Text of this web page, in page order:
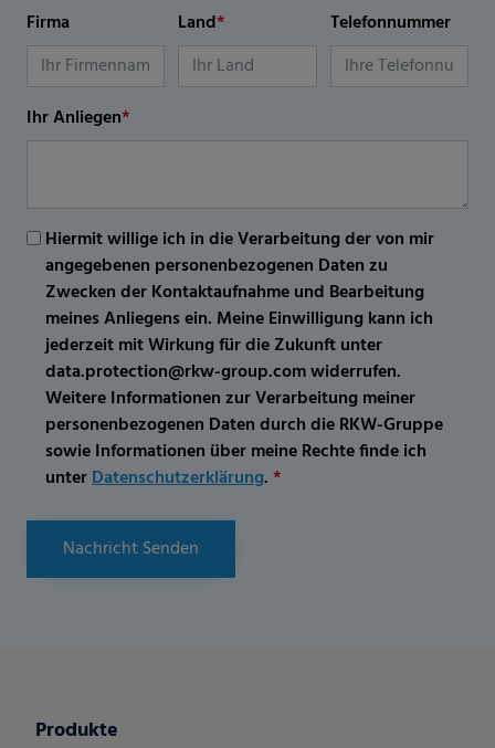
Firma Land* Telefonnummer
Ihr Anliegen*
Hiermit willige ich in die Verarbeitung der von mir
angegebenen personenbezogenen Daten zu
Zwecken der Kontaktaufnahme und Bearbeitung
meines Anliegens ein. Meine Einwilligung kann ich
jederzeit mit Wirkung für die Zukunft unter
data.protection@rkw-group.com widerrufen.
Weitere Informationen zur Verarbeitung meiner
personenbezogenen Daten durch die RKW-Gruppe
sowie Informationen über meine Rechte finde ich
unterDatenschutzerklärung.*
Nachricht Senden
Produkte